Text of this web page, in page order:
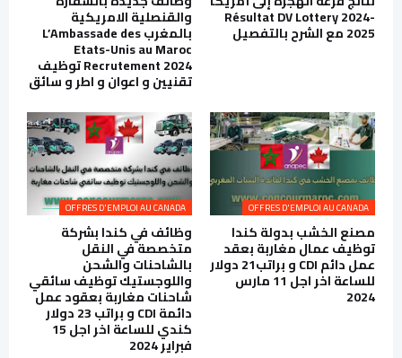
Résultat DV Lottery 2024-
2025 مع الشرح بالتفصيل
والقنصلية الامريكية
بالمغرب L’Ambassade des
Etats-Unis au Maroc
Recrutement 2024 توظيف
تقنيين و اعوان و اطر و سائق
OFFRES D'EMPLOI AU CANADA
مصنع الخشب بدولة كندا
توظيف عمال مغاربة بعقد
عمل دائم CDI و براتب21 دولار
للساعة اخر اجل 11 مارس
2024
OFFRES D'EMPLOI AU CANADA
وظائف في كندا بشركة
متخصصة في النقل
بالشاحنات والشحن
واللوجستيك توظيف سائقي
شاحنات مغاربة بعقود عمل
دائمة CDI و براتب 23 دولار
كندي للساعة اخر اجل 15
فبراير 2024